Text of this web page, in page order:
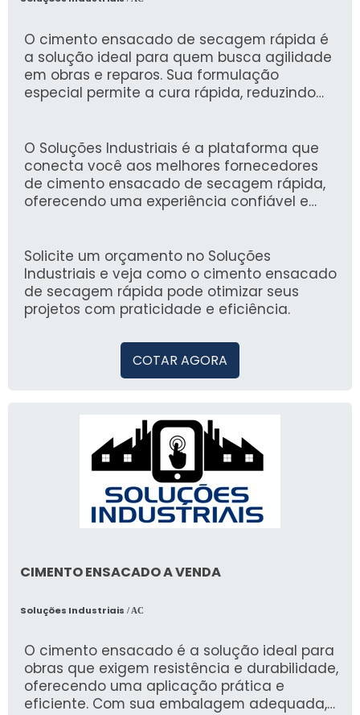
O cimento ensacado de secagem rápida é
a solução ideal para quem busca agilidade
em obras e reparos. Sua formulação
especial permite a cura rápida, reduzindo
resultados duradouros.
O Soluções Industriais é a plataforma que
conecta você aos melhores fornecedores
de cimento ensacado de secagem rápida,
oferecendo uma experiência confiável e
para atender suas necessidades industriais.
Solicite um orçamento no Soluções
Industriais e veja como o cimento ensacado
de secagem rápida pode otimizar seus
projetos com praticidade e eficiência.
COTAR AGORA
CIMENTO ENSACADO A VENDA
Soluções Industriais / AC
O cimento ensacado é a solução ideal para
obras que exigem resistência e durabilidade,
oferecendo uma aplicação prática e
eficiente. Com sua embalagem adequada,